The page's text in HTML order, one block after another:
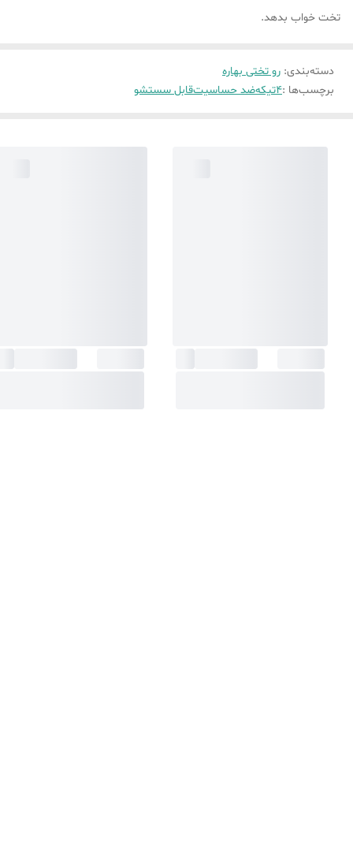
تخت خواب بدهد.
دسته‌بندی: رو تختی بهاره
برچسب‌ها :4تیکه ضد حساسیتقابل سستشو